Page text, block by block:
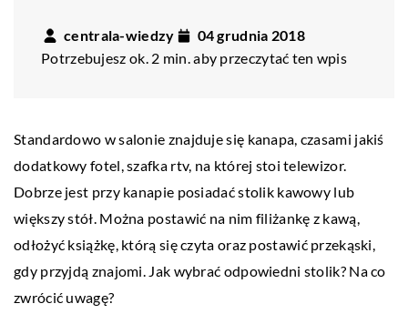
centrala-wiedzy
04 grudnia 2018
Potrzebujesz ok. 2 min. aby przeczytać ten wpis
Standardowo w salonie znajduje się kanapa, czasami jakiś
dodatkowy fotel, szafka rtv, na której stoi telewizor.
Dobrze jest przy kanapie posiadać stolik kawowy lub
większy stół. Można postawić na nim filiżankę z kawą,
odłożyć książkę, którą się czyta oraz postawić przekąski,
gdy przyjdą znajomi. Jak wybrać odpowiedni stolik? Na co
zwrócić uwagę?